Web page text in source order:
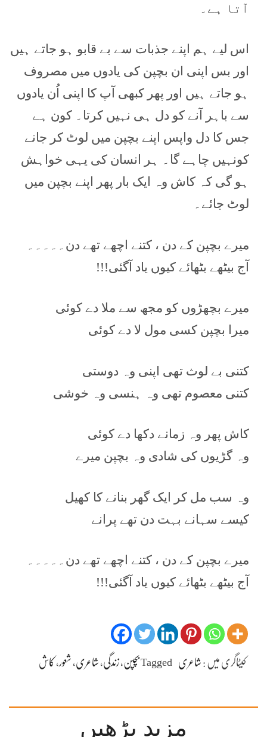
آتا ہے۔
اس لیے ہم اپنے جذبات سے بے قابو ہو جاتے ہیں
اور بس اپنی ان بچپن کی یادوں میں مصروف
ہو جاتے ہیں اور پھر کبھی آپ کا اپنی اُن یادوں
سے باہر آنے کو دل ہی نہیں کرتا۔ کون ہے
جس کا دل واپس اپنے بچپن میں لوٹ کر جانے
کونہیں چاہے گا۔ ہر انسان کی یہی خواہش
ہو گی کہ کاش وہ ایک بار پھر اپنے بچپن میں
لوٹ جائے۔
میرے بچپن کے دن ، کتنے اچھے تھے دن۔۔۔۔۔
آج بیٹھے بٹھائے کیوں یاد آگئی!!!
میرے بچھڑوں کو مجھ سے ملا دے کوئی
میرا بچپن کسی مول لا دے کوئی
کتنی بے لوث تھی اپنی وہ دوستی
کتنی معصوم تھی وہ ہنسی وہ خوشی
کاش پھر وہ زمانے دکھا دے کوئی
وہ گڑیوں کی شادی وہ بچپن میرے
وہ سب مل کر ایک گھر بنانے کا کھیل
کیسے سہانے بہت دن تھے پرانے
میرے بچپن کے دن ، کتنے اچھے تھے دن۔۔۔۔۔
آج بیٹھے بٹھائے کیوں یاد آگئی!!!
کیٹاگری میں : شاعری Taggedبچپن ،زندگی، شاعری، شعور ، کاش
مزید پڑھیں